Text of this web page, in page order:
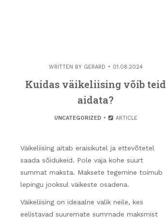
WRITTEN BY GERARD 01.08.2024
Kuidas väikeliising võib teid
aidata?
UNCATEGORIZED ARTICLE
Väikeliising aitab eraisikutel ja ettevõtetel
saada sõidukeid. Pole vaja kohe suurt
summat maksta. Maksete tegemine toimub
lepingu jooksul väikeste osadena.
Väikeliising on ideaalne valik neile, kes
eelistavad suuremate summade maksmist